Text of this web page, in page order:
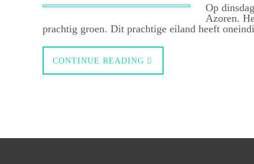
Op
Azoren.
prachtig groen. Dit prachtige eiland heeft
CONTINUE READING